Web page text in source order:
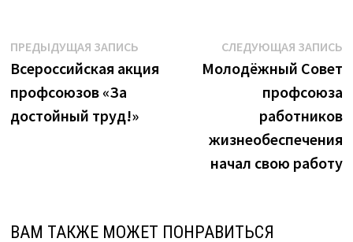
Навигация
по
записям
ПРЕДЫДУЩАЯ ЗАПИСЬ
запись:
Всероссийская акция
профсоюзов «За
достойный труд!»
СЛЕДУЮЩАЯ ЗАПИСЬ
Молодёжный Совет
профсоюза
работников
жизнеобеспечения
начал свою работу
ВАМ ТАКЖЕ МОЖЕТ ПОНРАВИТЬСЯ